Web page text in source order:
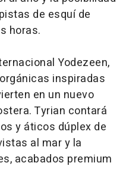
de esquí de
horas.
Yodezeen,
inspiradas
en un nuevo
Tyrian contará
y áticos dúplex de
al mar y la
acabados premium